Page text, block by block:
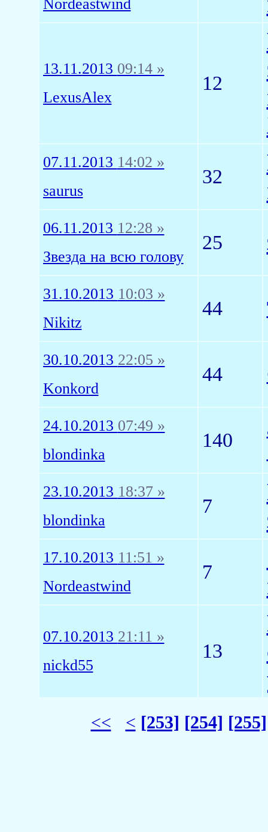
Nordeastwind
13.11.2013 09:14 »
LexusAlex
12
07.11.2013 14:02 »
saurus
32
06.11.2013 12:28 »
Звезда на всю голову
25
31.10.2013 10:03 »
Nikitz
44
30.10.2013 22:05 »
Konkord
44
24.10.2013 07:49 »
blondinka
140
23.10.2013 18:37 »
blondinka
7
17.10.2013 11:51 »
Nordeastwind
7
07.10.2013 21:11 »
nickd55
13
<< < [253] [254] [255]